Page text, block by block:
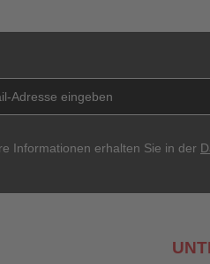
Adresse
Informationen erhalten Sie in der